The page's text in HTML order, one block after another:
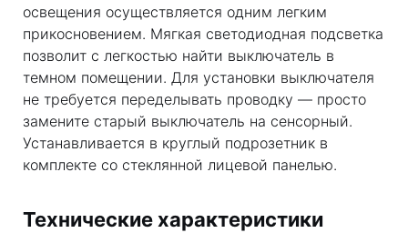
освещения осуществляется одним легким
прикосновением. Мягкая светодиодная подсветка
позволит с легкостью найти выключатель в
темном помещении. Для установки выключателя
не требуется переделывать проводку — просто
замените старый выключатель на сенсорный.
Устанавливается в круглый подрозетник в
комплекте со стеклянной лицевой панелью.
Технические характеристики